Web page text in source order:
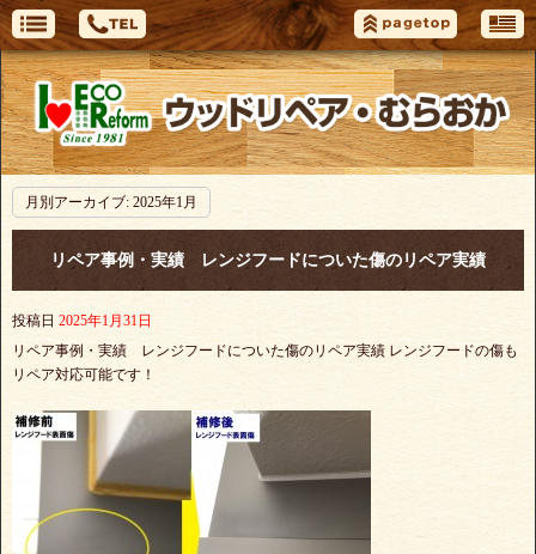
月別アーカイブ: 2025年1月
リペア事例・実績 レンジフードについた傷のリペア実績
投稿日 2025年1月31日
リペア事例・実績 レンジフードについた傷のリペア実績 レンジフードの傷も
リペア対応可能です！